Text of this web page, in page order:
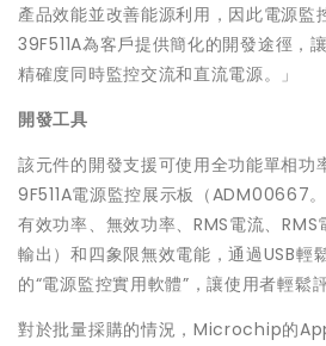
產品效能並改善能源利用，因此電源監
39F511A為客戶提供簡化的開發途徑，
精確度同時監控交流和直流電源。」
開發工具
該元件的開發支援可使用全功能單相功
9F511A電源監控展示板（ADM00667
有效功率、無效功率、RMS電流、
輸出）和四象限無效電能，通過USB輕
的“電源監控實用軟體”，讓使用者輕鬆
對於批量採購的情況，Microchip的